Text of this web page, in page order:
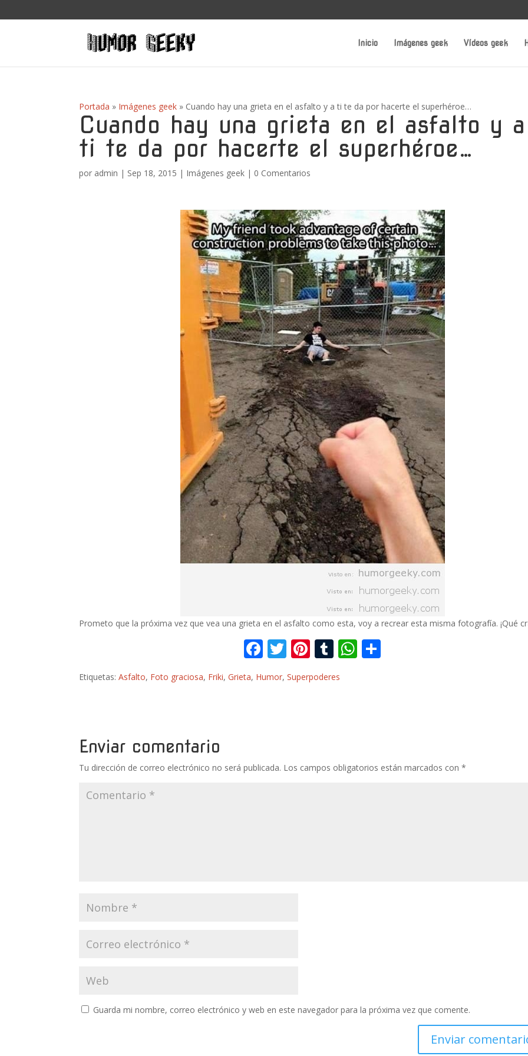
Inicio Imágenes geek Vídeos geek
Portada » Imágenes geek » Cuando hay una grieta en el asfalto y a ti te da por hacerte el superhéroe…
Cuando hay una grieta en el asfalto y a
ti te da por hacerte el superhéroe…
por admin | Sep 18, 2015 | Imágenes geek | 0 Comentarios
Prometo que la próxima vez que vea una grieta en el asfalto como esta, voy a recrear esta misma fotografía. ¡Qué
F
e
k
T
w
itt
Pi
nt
er
T
m
W
p r
Etiquetas:Asfalto, Foto graciosa, Friki,Grieta, Humor,Superpoderes
Enviar comentario
Tu dirección de correo electrónico no será publicada. Los campos obligatorios están marcados con*
Guarda mi nombre, correo electrónico y web en este navegador para la próxima vez que comente.